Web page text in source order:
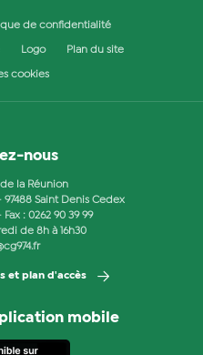
de confidentialité
Logo Plan du site
cookies
nous
la Réunion
Saint Denis Cedex
Fax : 0262 90 39 99
de 8h à 16h30
et plan d'accès
mobile